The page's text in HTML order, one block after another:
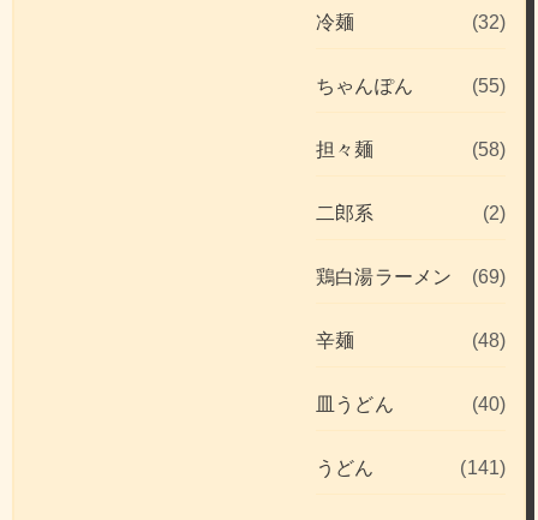
冷麺 (32)
ちゃんぽん (55)
担々麺 (58)
二郎系 (2)
鶏白湯ラーメン (69)
辛麺 (48)
皿うどん (40)
うどん (141)